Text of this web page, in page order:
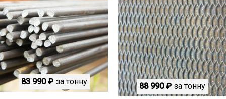
83 990 ₽ за тонну 88 990 ₽ за тонну